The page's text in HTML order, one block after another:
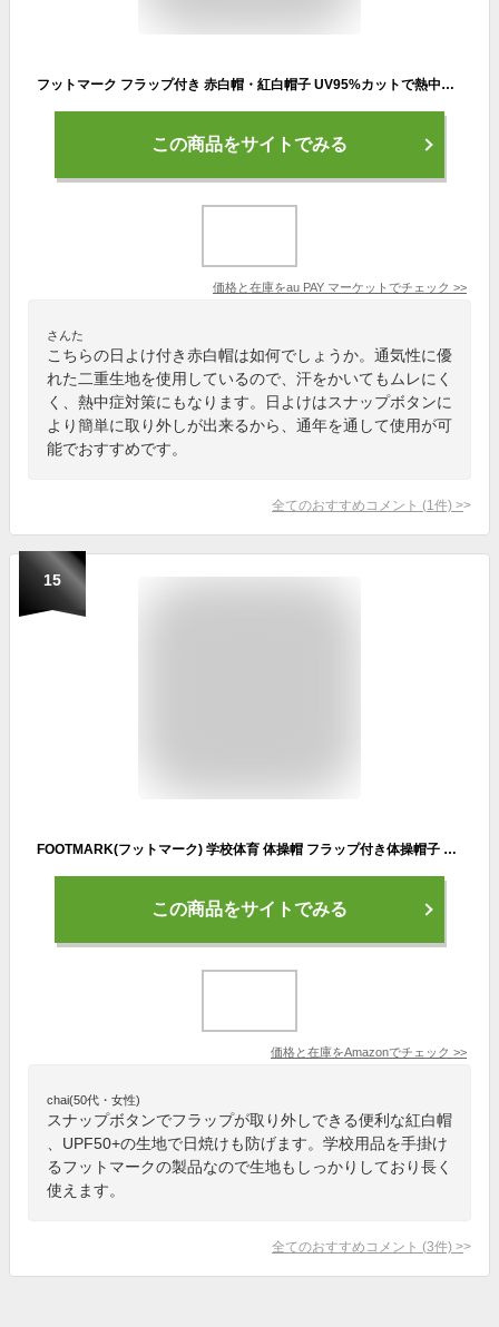
フットマーク フラップ付き 赤白帽・紅白帽子 UV95%カットで熱中症予防に♪日よけ付き赤白帽子・紅白帽 全14色【送料無料・速達対応可】
この商品をサイトでみる
価格と在庫をau PAY マーケット でチェック >>
さんた
こちらの日よけ付き赤白帽は如何でしょうか。通気性に優
れた二重生地を使用しているので、汗をかいてもムレにく
く、熱中症対策にもなります。日よけはスナップボタンに
より簡単に取り外しが出来るから、通年を通して使用が可
能でおすすめです。
全てのおすすめコメント (1 件) >
15
FOOTMARK(フットマーク) 学校体育 体操帽 フラップ付き体操帽子 フラップ取り外し可能 101215 レッド(05) L
この商品をサイトでみる
価格と在庫をAmazonでチェック >>
chai(50代・女性)
スナップボタンでフラップが取り外しできる便利な紅白帽
、UPF50+の生地で日焼けも防げます。学校用品を手掛け
るフットマークの製品なので生地もしっかりしており長く
使えます。
全てのおすすめコメント (3件) >